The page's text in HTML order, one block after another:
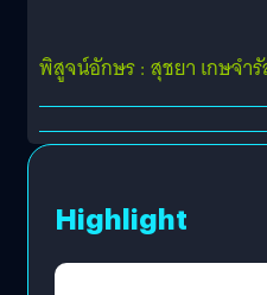
พิสูจน์อักษร : สุชยา เกษจำ
Highlight